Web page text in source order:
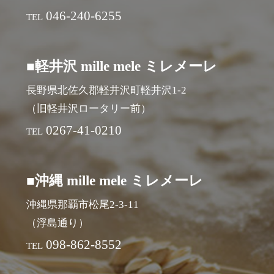
TEL 046-240-6255
■軽井沢 mille mele ミレメーレ
長野県北佐久郡軽井沢町軽井沢1-2
（旧軽井沢ロータリー前）
TEL 0267-41-0210
■沖縄 mille mele ミレメーレ
沖縄県那覇市松尾2-3-11
（浮島通り）
TEL 098-862-8552